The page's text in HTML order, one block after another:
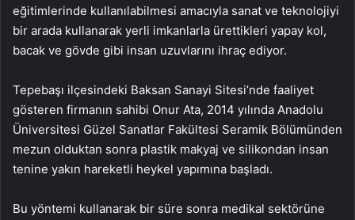
eğitimlerinde kullanılabilmesi amacıyla sanat ve teknolojiyi
bir arada kullanarak yerli imkanlarla ürettikleri yapay kol,
bacak ve gövde gibi insan uzuvlarını ihraç ediyor.
Tepebaşı ilçesindeki Baksan Sanayi Sitesi’nde faaliyet
gösteren firmanın sahibi Onur Ata, 2014 yılında Anadolu
Üniversitesi Güzel Sanatlar Fakültesi Seramik Bölümünden
mezun olduktan sonra plastik makyaj ve silikondan insan
tenine yakın hareketli heykel yapımına başladı.
Bu yöntemi kullanarak bir süre sonra medikal sektörüne